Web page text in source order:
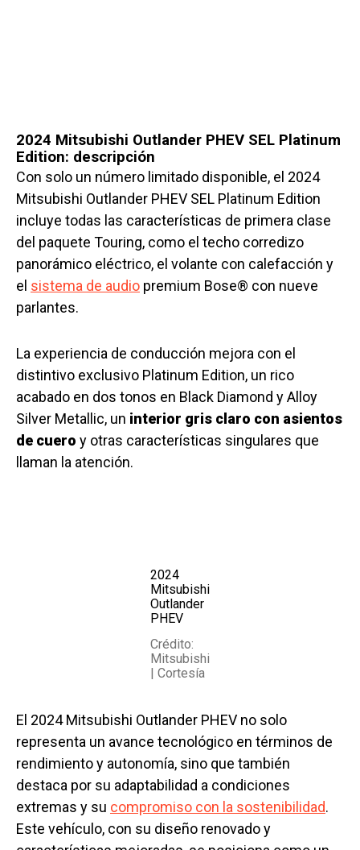
2024 Mitsubishi Outlander PHEV SEL Platinum
Edition: descripción
Con solo un número limitado disponible, el 2024
Mitsubishi Outlander PHEV SEL Platinum Edition
incluye todas las características de primera clase
del paquete Touring, como el techo corredizo
panorámico eléctrico, el volante con calefacción y
el sistema de audio premium Bose® con nueve
parlantes.
La experiencia de conducción mejora con el
distintivo exclusivo Platinum Edition, un rico
acabado en dos tonos en Black Diamond y Alloy
Silver Metallic, un interior gris claro con asientos
de cuero y otras características singulares que
llaman la atención.
2024
Mitsubishi
Outlander
PHEV
Crédito:
Mitsubishi
| Cortesía
El 2024 Mitsubishi Outlander PHEV no solo
representa un avance tecnológico en términos de
rendimiento y autonomía, sino que también
destaca por su adaptabilidad a condiciones
extremas y su compromiso con la sostenibilidad.
Este vehículo, con su diseño renovado y